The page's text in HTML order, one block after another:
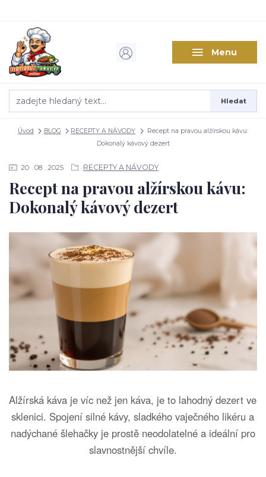
Menu
Hledat
Úvod BLOG RECEPTY A NÁVODY
Recept na pravou alžírskou kávu:
Dokonalý kávový dezert
20 08 2025 RECEPTY A NÁVODY
Recept na pravou alžírskou kávu:
Dokonalý kávový dezert
Alžírská káva je víc než jen káva, je to lahodný dezert ve
sklenici. Spojení silné kávy, sladkého vaječného likéru a
nadýchané šlehačky je prostě neodolatelné a ideální pro
slavnostnější chvíle.